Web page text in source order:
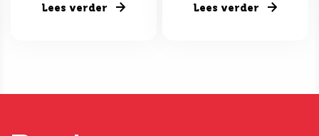
Lees verder Lees verder